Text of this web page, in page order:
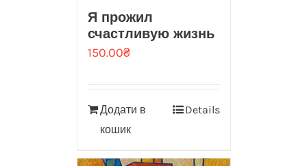
Я прожил
счастливую жизнь
150.00₴
Додати в
кошик
Details